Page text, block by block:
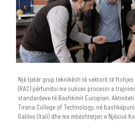
Një tjetër grup teknikësh të sektorit të
(RAC) përfundoi me sukses procesin e
standardeve të Bashkimit Europian.
Tirana College of Technology, në
Galileo (Itali) dhe me mbështetjen e Njësisë